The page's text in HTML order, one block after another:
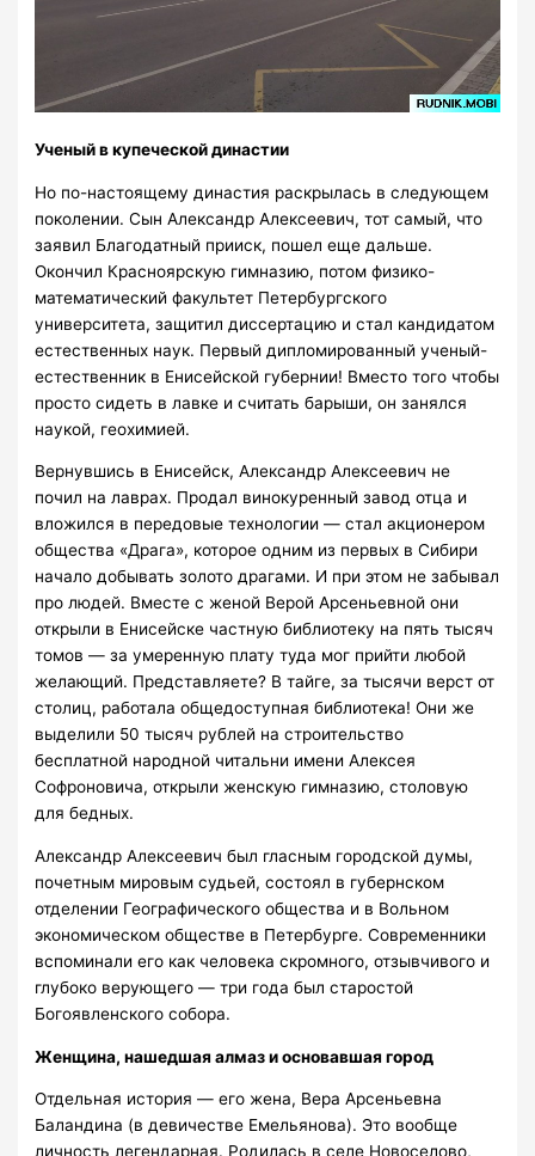
Ученый в купеческой династии
Но по-настоящему династия раскрылась в следующем
поколении. Сын Александр Алексеевич, тот самый, что
заявил Благодатный прииск, пошел еще дальше.
Окончил Красноярскую гимназию, потом физико-
математический факультет Петербургского
университета, защитил диссертацию и стал кандидатом
естественных наук. Первый дипломированный ученый-
естественник в Енисейской губернии! Вместо того чтобы
просто сидеть в лавке и считать барыши, он занялся
наукой, геохимией.
Вернувшись в Енисейск, Александр Алексеевич не
почил на лаврах. Продал винокуренный завод отца и
вложился в передовые технологии — стал акционером
общества «Драга», которое одним из первых в Сибири
начало добывать золото драгами. И при этом не забывал
про людей. Вместе с женой Верой Арсеньевной они
открыли в Енисейске частную библиотеку на пять тысяч
томов — за умеренную плату туда мог прийти любой
желающий. Представляете? В тайге, за тысячи верст от
столиц, работала общедоступная библиотека! Они же
выделили 50 тысяч рублей на строительство
бесплатной народной читальни имени Алексея
Софроновича, открыли женскую гимназию, столовую
для бедных.
Александр Алексеевич был гласным городской думы,
почетным мировым судьей, состоял в губернском
отделении Географического общества и в Вольном
экономическом обществе в Петербурге. Современники
вспоминали его как человека скромного, отзывчивого и
глубоко верующего — три года был старостой
Богоявленского собора.
Женщина, нашедшая алмаз и основавшая город
Отдельная история — его жена, Вера Арсеньевна
Баландина (в девичестве Емельянова). Это вообще
личность легендарная. Родилась в селе Новоселово,